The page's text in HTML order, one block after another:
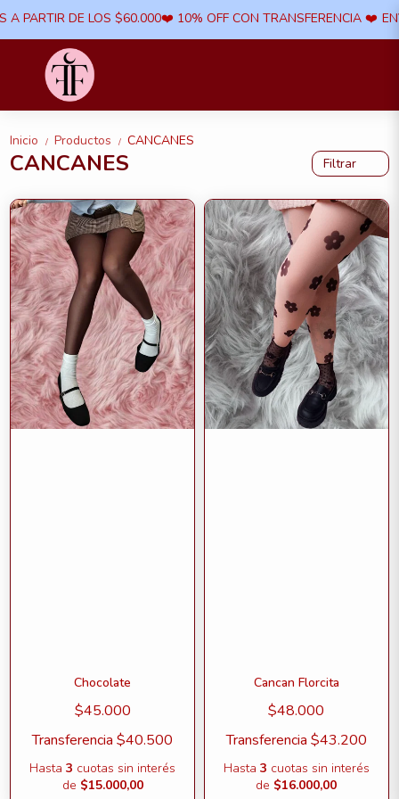
DE LOS $60.000​❤️ 10% OFF CON TRANSFERENCIA ​❤️ ENVIOS A
Inicio / Productos / CANCANES
CANCANES Filtrar
Chocolate
$45.000
Transferencia$40.500
Hasta3 cuotas sin interés
de $15.000,00
Cancan Florcita
$48.000
Transferencia $43.200
Hasta 3 cuotas sin interés
de $16.000,00